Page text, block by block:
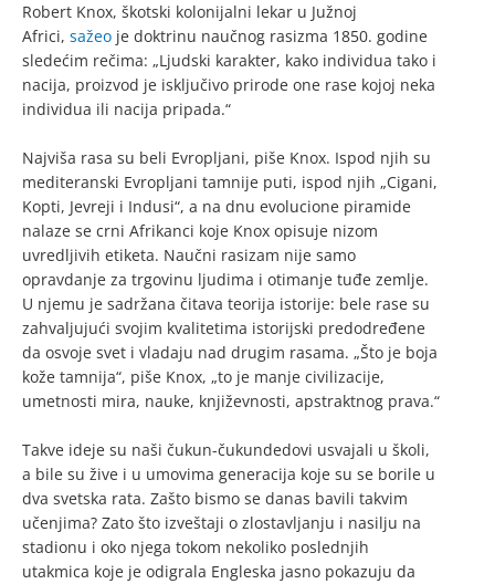
Robert Knox, škotski kolonijalni lekar u Južnoj
Africi, sažeo je doktrinu naučnog rasizma 1850. godine
sledećim rečima: „Ljudski karakter, kako individua tako i
nacija, proizvod je isključivo prirode one rase kojoj neka
individua ili nacija pripada.“
Najviša rasa su beli Evropljani, piše Knox. Ispod njih su
mediteranski Evropljani tamnije puti, ispod njih „Cigani,
Kopti, Jevreji i Indusi“, a na dnu evolucione piramide
nalaze se crni Afrikanci koje Knox opisuje nizom
uvredljivih etiketa. Naučni rasizam nije samo
opravdanje za trgovinu ljudima i otimanje tuđe zemlje.
U njemu je sadržana čitava teorija istorije: bele rase su
zahvaljujući svojim kvalitetima istorijski predodređene
da osvoje svet i vladaju nad drugim rasama. „Što je boja
kože tamnija“, piše Knox, „to je manje civilizacije,
umetnosti mira, nauke, književnosti, apstraktnog prava.“
Takve ideje su naši čukun-čukundedovi usvajali u školi,
a bile su žive i u umovima generacija koje su se borile u
dva svetska rata. Zašto bismo se danas bavili takvim
učenjima? Zato što izveštaji o zlostavljanju i nasilju na
stadionu i oko njega tokom nekoliko poslednjih
utakmica koje je odigrala Engleska jasno pokazuju da